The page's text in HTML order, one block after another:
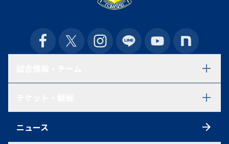
練習見学について
シーズンチケット
ニュース